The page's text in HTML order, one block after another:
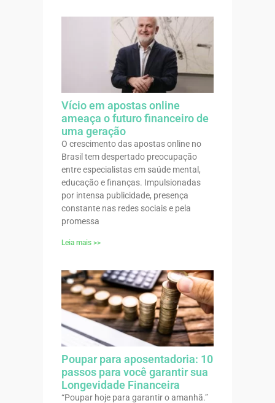
Vício em apostas online
ameaça o futuro financeiro de
uma geração
O crescimento das apostas online no
Brasil tem despertado preocupação
entre especialistas em saúde mental,
educação e finanças. Impulsionadas
por intensa publicidade, presença
constante nas redes sociais e pela
promessa
Leia mais >>
Poupar para aposentadoria: 10
passos para você garantir sua
Longevidade Financeira
“Poupar hoje para garantir o amanhã.”